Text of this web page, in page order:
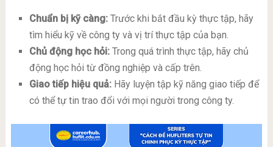
Chuẩn bị kỹ càng:Trước khi bắt đầu kỳ thực tập, hãy
tìm hiểu kỹ về công ty và vị trí thực tập của bạn.
Chủ động học hỏi:Trong quá trình thực tập, hãy chủ
động học hỏi từ đồng nghiệp và cấp trên.
Giao tiếp hiệu quả:Hãy luyện tập kỹ năng giao tiếp để
có thể tự tin trao đổi với mọi người trong công ty.